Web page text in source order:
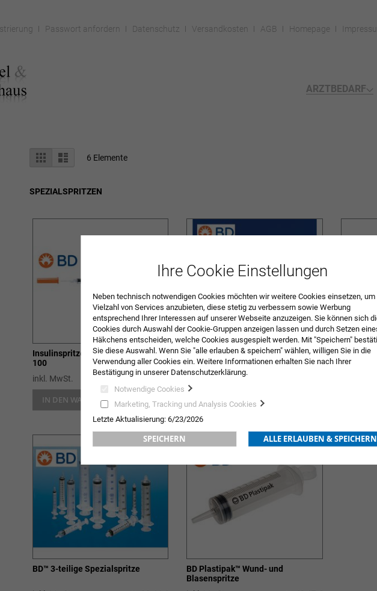
Passwort anfordern Datenschutz Versandkosten AGB Homepage
ARZTBEDARF
Anzeigen
als
Liste Liste 6 Elemente
SPEZIALSPRITZEN
Insulinspritze BD Micro-Fine™+ U-
100
inkl. MwSt.
IN DEN WARENKORB
WUNSCHLISTE
HINZUFÜGEN
Tuberkulinspritze BD Plastipak™ 1
ml
IN DEN WARENKORB
HINZUFÜGEN
IN
BD™ 3-teilige Spezialspritze
BD Plastipak™ Wund- und
Blasenspritze
Ihre Cookie Einstellungen
Neben technisch notwendigen Cookies möchten wir weitere Cookies einsetzen, um
Vielzahl von Services anzubieten, diese stetig zu verbessern sowie Werbung
entsprechend Ihrer Interessen auf unserer Webseite anzuzeigen. Sie können sich
Cookies durch Auswahl der Cookie-Gruppen anzeigen lassen und durch Setzen
Häkchens entscheiden, welche Cookies ausgespielt werden. Mit "Speichern"
Sie diese Auswahl. Wenn Sie "alle erlauben & speichern" wählen, willigen Sie in die
Verwendung aller Cookies ein. Weitere Informationen erhalten Sie nach Ihrer
Bestätigung in unserer Datenschutzerklärung.
Notwendige Cookies
Marketing, Tracking und Analysis Cookies
Letzte Aktualisierung: 6/23/2026
SPEICHERN ALLE ERLAUBEN & SPEICHERN